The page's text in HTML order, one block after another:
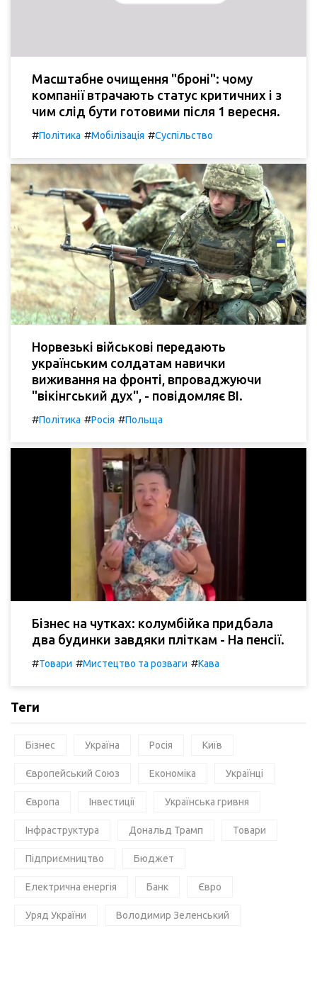
Масштабне очищення "броні": чому
компанії втрачають статус критичних і з
чим слід бути готовими після 1 вересня.
#Політика #Мобілізація #Суспільство
Норвезькі військові передають
українським солдатам навички
виживання на фронті, впроваджуючи
"вікінгський дух", - повідомляє BI.
#Політика #Росія #Польща
Бізнес на чутках: колумбійка придбала
два будинки завдяки пліткам - На пенсії.
#Товари #Мистецтво та розваги #Кава
Теги
Бізнес Україна Росія Київ
Європейський Союз Економіка Українці
Європа Інвестиції Українська гривня
Інфраструктура Дональд Трамп Товари
Підприємництво Бюджет
Електрична енергія Банк Євро
Уряд України Володимир Зеленський